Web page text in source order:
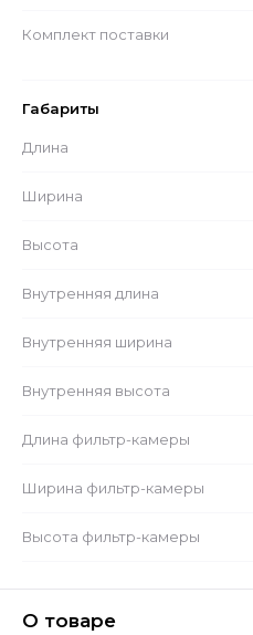
Комплект поставки
Габариты
Длина
Ширина
Высота
Внутренняя длина
Внутренняя ширина
Внутренняя высота
Длина фильтр-камеры
Ширина фильтр-камеры
Высота фильтр-камеры
О товаре